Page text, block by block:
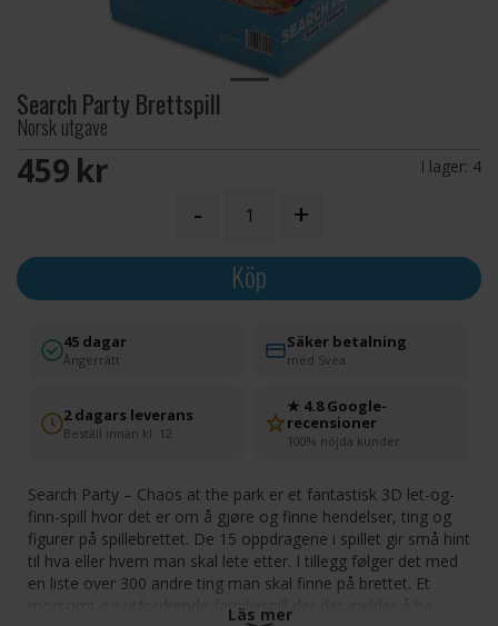
Search Party Brettspill
Norsk utgave
459 SEK I lager: 4
- +
Köp
45 dagar
Ångerrätt
Säker betalning
med Svea
2 dagars leverans
Beställ innan kl. 12
★ 4.8 Google-
recensioner
100% nöjda kunder
Search Party – Chaos at the park er et fantastisk 3D let-og-
finn-spill hvor det er om å gjøre og finne hendelser, ting og
figurer på spillebrettet. De 15 oppdragene i spillet gir små hint
til hva eller hvem man skal lete etter. I tillegg følger det med
en liste over 300 andre ting man skal finne på brettet. Et
morsomt og utfordrende familiespill der det gjelder å ha
Läs mer